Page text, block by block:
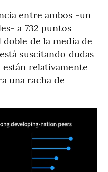
entre ambos -un
a 732 puntos
doble de la media de
suscitando dudas
están relativamente
una racha de